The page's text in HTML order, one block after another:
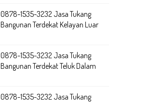
0878-1535-3232 Jasa Tukang
Bangunan Terdekat Kelayan Luar
0878-1535-3232 Jasa Tukang
Bangunan Terdekat Teluk Dalam
0878-1535-3232 Jasa Tukang